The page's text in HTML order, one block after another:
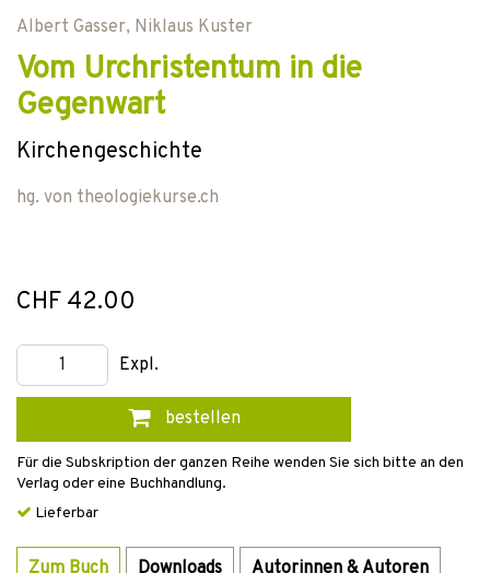
Albert Gasser, Niklaus Kuster
Vom Urchristentum in die
Gegenwart
Kirchengeschichte
hg. von theologiekurse.ch
CHF 42.00
Expl.
bestellen
Für die Subskription der ganzen Reihe wenden Sie sich bitte an den
Verlag oder eine Buchhandlung.
Lieferbar
Zum Buch Downloads Autorinnen & Autoren